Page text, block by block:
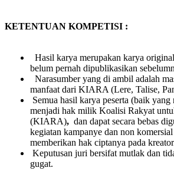
KETENTUAN KOMPETISI :
Hasil karya merupakan karya
belum pernah dipublikasikan
Narasumber yang di ambil adalah
manfaat dari KIARA (Lere, Talise,
Semua hasil karya peserta (baik
menjadi hak milik Koalisi Rakyat
(KIARA), dan dapat secara bebas
kegiatan kampanye dan non
memberikan hak ciptanya pada
Keputusan juri bersifat mutlak dan
gugat.